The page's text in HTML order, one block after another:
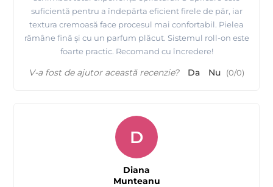
suficientă pentru a îndepărta eficient firele de păr, iar
textura cremoasă face procesul mai confortabil. Pielea
rămâne fină și cu un parfum plăcut. Sistemul roll-on este
foarte practic. Recomand cu încredere!
V-a fost de ajutor această recenzie? Da Nu (0/0)
D
Diana
Munteanu